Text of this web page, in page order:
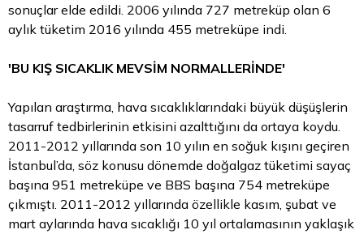
sonuçlar elde edildi. 2006 yılında 727 metreküp olan 6
aylık tüketim 2016 yılında 455 metreküpe indi.
'BU KIŞ SICAKLIK MEVSİM NORMALLERİNDE'
Yapılan araştırma, hava sıcaklıklarındaki büyük düşüşlerin
tasarruf tedbirlerinin etkisini azalttığını da ortaya koydu.
2011-2012 yıllarında son 10 yılın en soğuk kışını geçiren
İstanbul’da, söz konusu dönemde doğalgaz tüketimi sayaç
başına 951 metreküpe ve BBS başına 754 metreküpe
çıkmıştı. 2011-2012 yıllarında özellikle kasım, şubat ve
mart aylarında hava sıcaklığı 10 yıl ortalamasının yaklaşık